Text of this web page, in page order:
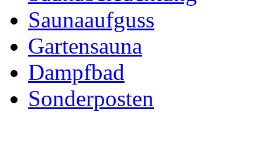
Saunaaufguss
Gartensauna
Dampfbad
Sonderposten